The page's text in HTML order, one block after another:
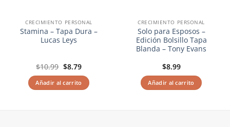
CRECIMIENTO PERSONAL
Stamina – Tapa Dura –
Lucas Leys
$10.99 El
original
era:
$10.99.
$8.79El
actual
es:
$8.79.
Añadir al carrito
CRECIMIENTO PERSONAL
Solo para Esposos –
Edición Bolsillo Tapa
Blanda – Tony Evans
$8.99
Añadir al carrito